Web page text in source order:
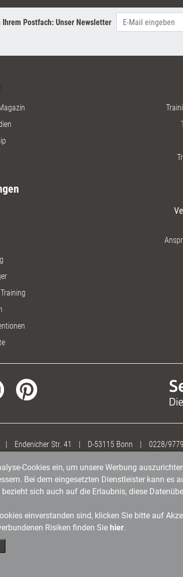
Postfach: Unser Newsletter
| Endenicher Str. 41 | D-53115 Bonn | 0228/
Cookies ein, um unsere Werbung
Bei dem eingesetzten Dienstleister kann es
sich auch auf die Erlaubnis, diese
einverstanden sind, klicken Sie bitte auf
Risiken finden Sie hier.